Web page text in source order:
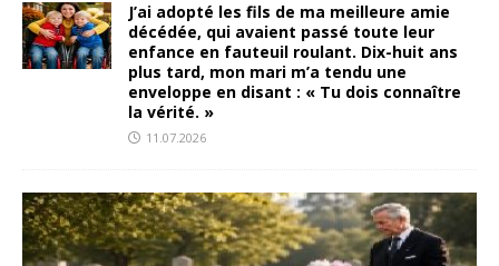
J’ai adopté les fils de ma meilleure amie
décédée, qui avaient passé toute leur
enfance en fauteuil roulant. Dix-huit ans
plus tard, mon mari m’a tendu une
enveloppe en disant : « Tu dois connaître
la vérité. »
11.07.2026